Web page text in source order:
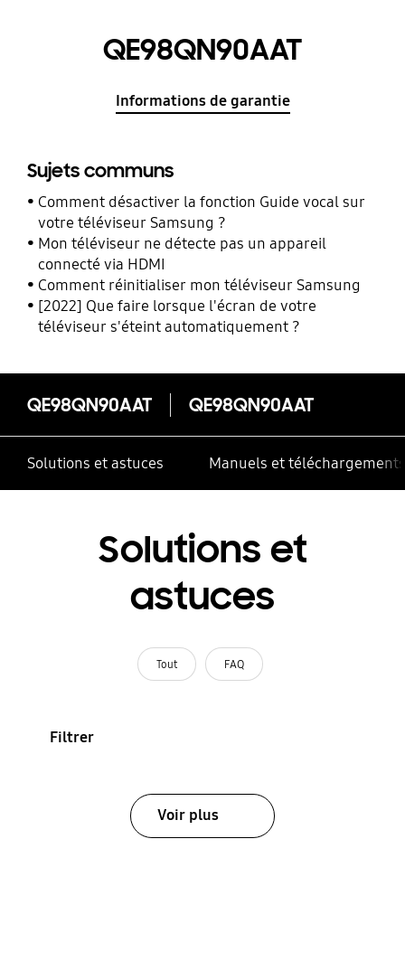
QE98QN90AAT
Informations de garantie
Sujets communs
Comment désactiver la fonction Guide vocal sur
votre téléviseur Samsung ?
Mon téléviseur ne détecte pas un appareil
connecté via HDMI
Comment réinitialiser mon téléviseur Samsung
[2022] Que faire lorsque l'écran de votre
téléviseur s'éteint automatiquement ?
QE98QN90AAT QE98QN90AAT
Solutions et astuces Manuels et téléchargements
Solutions et
astuces
Tout FAQ
Filtrer
Voir plus